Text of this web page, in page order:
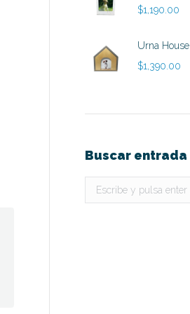
$1,190.00
Urna House
$1,390.00
Buscar entrada
Buscar: